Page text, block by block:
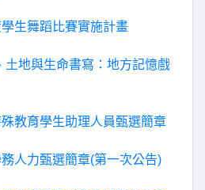
生舞蹈比賽實施計畫
土地與生命書寫：地方記憶戲
教育學生助理人員甄選簡章
人力甄選簡章(第一次公告)